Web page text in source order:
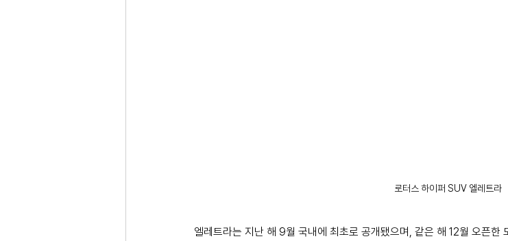
로터스 하이퍼 SUV 엘레트라
엘레트라는 지난 해 9월 국내에 최초로 공개됐으며, 같은 해 12월 오픈한